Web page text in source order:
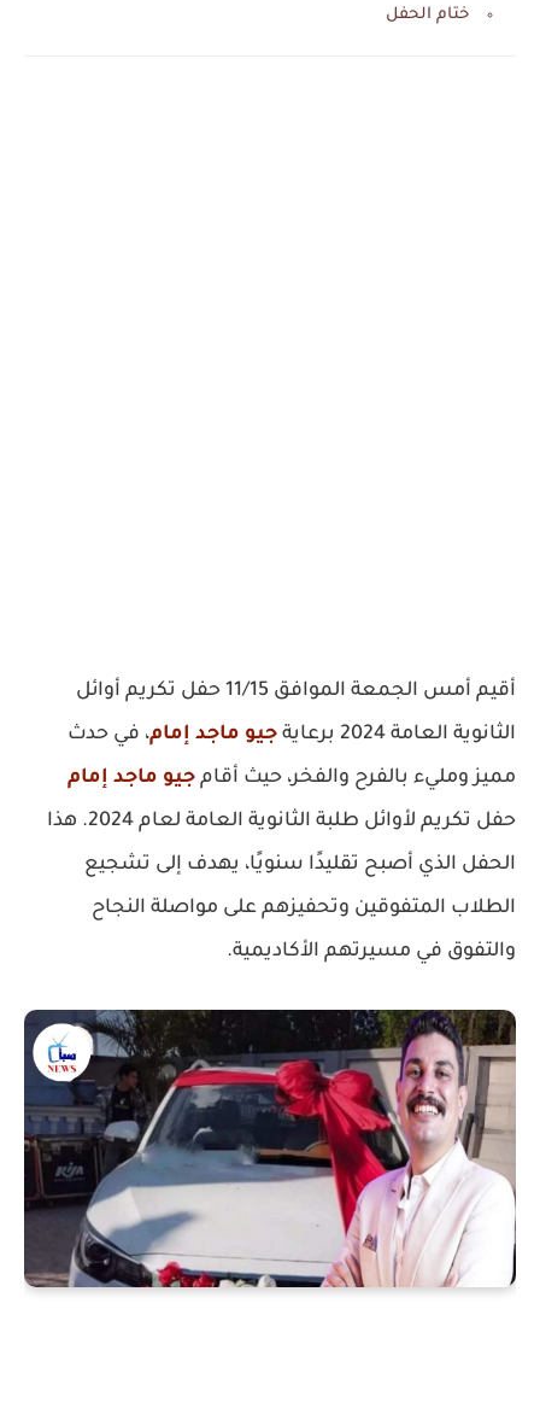
ختام الحفل
أقيم أمس الجمعة الموافق 11/15 حفل تكريم أوائل
الثانوية العامة 2024 برعاية
جيو ماجد إمام، في حدث
مميز ومليء بالفرح والفخر، حيث أقام جيو ماجد إمام
حفل تكريم لأوائل طلبة الثانوية العامة لعام 2024. هذا
الحفل الذي أصبح تقليدًا سنويًا، يهدف إلى تشجيع
الطلاب المتفوقين وتحفيزهم على مواصلة النجاح
والتفوق في مسيرتهم الأكاديمية.